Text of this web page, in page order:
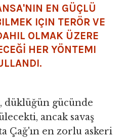
EN GÜÇLÜ
IÇIN TERÖR VE
OLMAK ÜZERE
HER YÖNTEMI
düklüğün gücünde
ancak savaş
Çağ'ın en zorlu askeri